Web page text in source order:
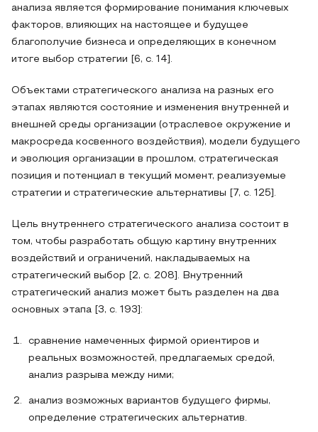
анализа является формирование понимания ключевых
факторов, влияющих на настоящее и будущее
благополучие бизнеса и определяющих в конечном
итоге выбор стратегии [6, с. 14].
Объектами стратегического анализа на разных его
этапах являются состояние и изменения внутренней и
внешней среды организации (отраслевое окружение и
макросреда косвенного воздействия), модели будущего
и эволюция организации в прошлом, стратегическая
позиция и потенциал в текущий момент, реализуемые
стратегии и стратегические альтернативы [7, с. 125].
Цель внутреннего стратегического анализа состоит в
том, чтобы разработать общую картину внутренних
воздействий и ограничений, накладываемых на
стратегический выбор [2, с. 208]. Внутренний
стратегический анализ может быть разделен на два
основных этапа [3, с. 193]:
сравнение намеченных фирмой ориентиров и
реальных возможностей, предлагаемых средой,
анализ разрыва между ними;
анализ возможных вариантов будущего фирмы,
определение стратегических альтернатив.